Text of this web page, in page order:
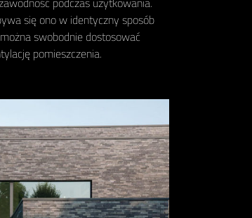
się ono w identyczny sposób
swobodnie dostosować
pomieszczenia.